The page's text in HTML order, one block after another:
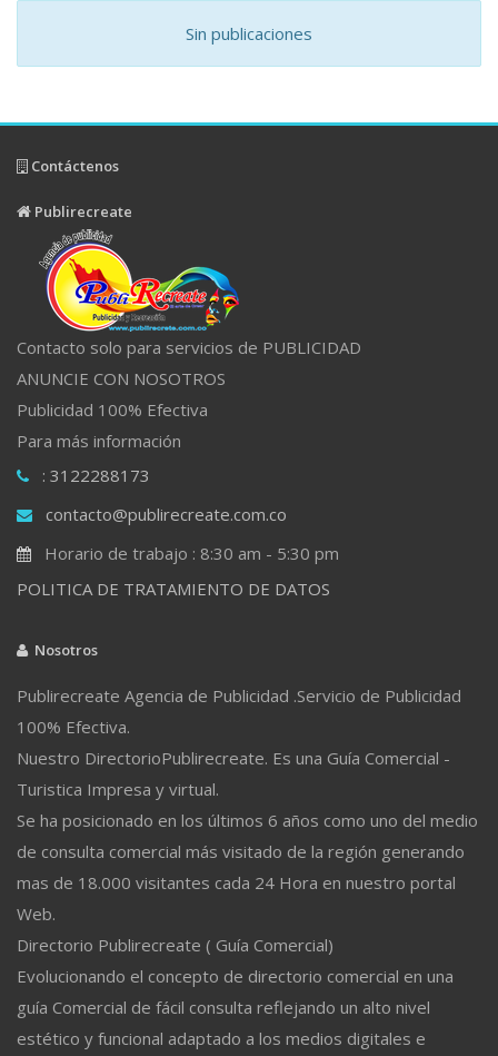
Sin publicaciones
Contáctenos
Publirecreate
Contacto solo para servicios de PUBLICIDAD
ANUNCIE CON NOSOTROS
Publicidad 100% Efectiva
Para más información
: 3122288173
contacto@publirecreate.com.co
Horario de trabajo : 8:30 am - 5:30 pm
POLITICA DE TRATAMIENTO DE DATOS
Nosotros
Publirecreate Agencia de Publicidad .Servicio de Publicidad
100% Efectiva.
Nuestro DirectorioPublirecreate. Es una Guía Comercial -
Turistica Impresa y virtual.
Se ha posicionado en los últimos 6 años como uno del medio
de consulta comercial más visitado de la región generando
mas de 18.000 visitantes cada 24 Hora en nuestro portal
Web.
Directorio Publirecreate ( Guía Comercial)
Evolucionando el concepto de directorio comercial en una
guía Comercial de fácil consulta reflejando un alto nivel
estético y funcional adaptado a los medios digitales e